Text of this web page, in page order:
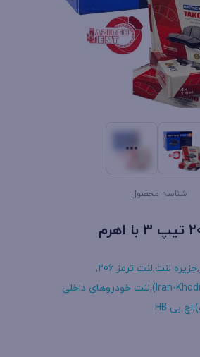
شناسه محصول:
,جزیره لنت,لنت ترمز 206
,
,لنت خودروهای داخلی
,اچ بی HB